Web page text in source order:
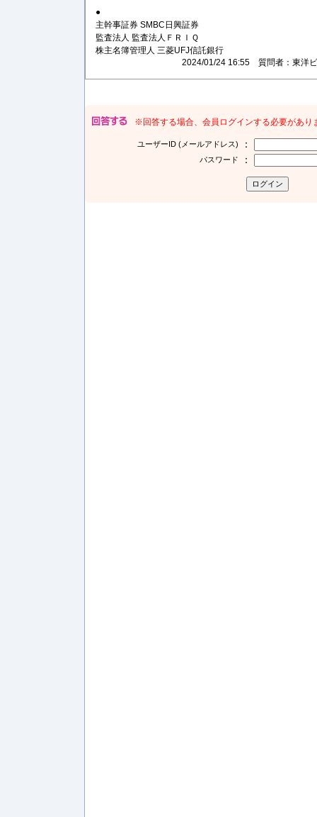
●
主幹事証券 SMBC日興証券
監査法人 監査法人ＦＲＩＱ
株主名簿管理人 三菱UFJ信託銀行
2024/01/24 16:55 質問者：東洋
※回答する場合、会員ログインする必要があり
ユーザーID (メールアドレス) ：
パスワード ：